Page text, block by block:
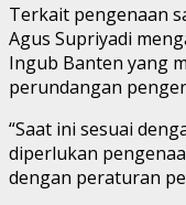
Terkait pengenaan
Agus Supriyadi
Ingub Banten yang
perundangan
“Saat ini sesuai
diperlukan
dengan peraturan